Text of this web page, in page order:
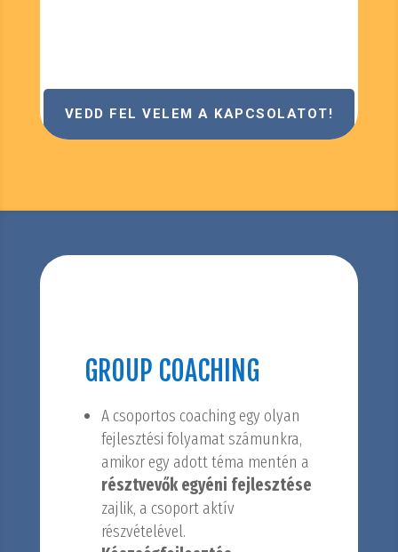
VEDD FEL VELEM A KAPCSOLATOT!
GROUP COACHING
A csoportos coaching egy olyan
fejlesztési folyamat számunkra,
amikor egy adott téma mentén a
résztvevők egyéni fejlesztése
zajlik, a csoport aktív
részvételével.